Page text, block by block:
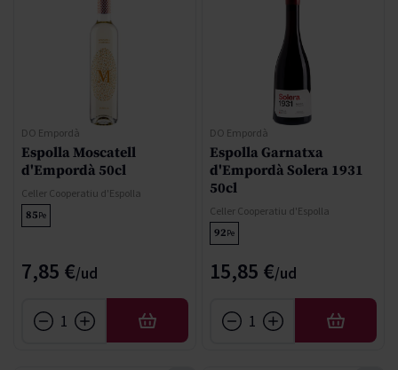
DO Empordà
Espolla Moscatell
d'Empordà 50cl
Celler Cooperatiu d'Espolla
85Pe
7,85 €
AFEGIR
DO Empordà
Espolla Garnatxa
d'Empordà Solera 1931
50cl
Celler Cooperatiu d'Espolla
92Pe
15,85 €
AFEGIR